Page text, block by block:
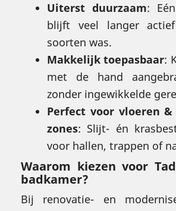
Uiterst duurzaam:
blijft veel langer
soorten was.
Makkelijk toepasbaar:
met de hand
zonder ingewikkelde
Perfect voor vloeren
zones: Slijt- én
voor hallen, trappen of
Waarom kiezen voor
badkamer?
Bij renovatie- en